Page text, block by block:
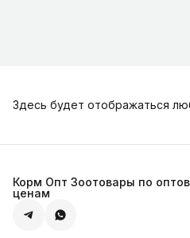
Здесь будет отображаться
Корм Опт Зоотовары по
ценам